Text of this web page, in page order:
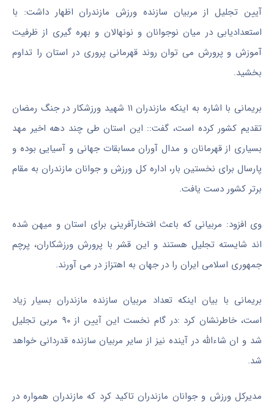
آیین تجلیل از مربیان سازنده ورزش مازندران اظهار داشت: با
استعدادیابی در میان نوجوانان و نونهالان و بهره گیری از ظرفیت
آموزش و پرورش می توان روند قهرمانی پروری در استان را تداوم
بخشید.
بریمانی با اشاره به اینکه مازندران ۱۱ شهید ورزشکار در جنگ رمضان
تقدیم کشور کرده است، گفت:: این استان طی چند دهه اخیر مهد
بسیاری از قهرمانان و مدال آوران مسابقات جهانی و آسیایی بوده و
پارسال برای نخستین بار، اداره کل ورزش و جوانان مازندران به مقام
برتر کشور دست یافت.
وی افزود: مربیانی که باعث افتخارآفرینی برای استان و میهن شده
اند شایسته تجلیل هستند و این قشر با پرورش ورزشکاران، پرچم
جمهوری اسلامی ایران را در جهان به اهتزاز در می آورند.
بریمانی با بیان اینکه تعداد مربیان سازنده مازندران بسیار زیاد
است، خاطرنشان کرد :در گام نخست این آیین از ۹۰ مربی تجلیل
شد و ان شاءالله در آینده نیز از سایر مربیان سازنده قدردانی خواهد
شد.
مدیرکل ورزش و جوانان مازندران تاکید کرد که مازندران همواره در